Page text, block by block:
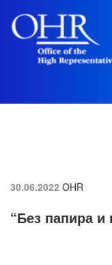
30.06.2022 OHR
“Без папира и